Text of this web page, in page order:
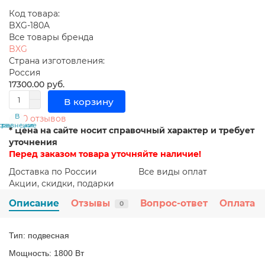
Код товара:
BXG-180A
Все товары бренда
BXG
Страна изготовления:
Россия
17300.00 руб.
В корзину
В
закладки
В 0 отзывов
* Цена на сайте носит справочный характер и требует
уточнения
Перед заказом товара уточняйте наличие!
Доставка по России
Все виды оплат
Акции, скидки, подарки
Описание Отзывы 0 Вопрос-ответ Оплата
Тип: подвесная
Мощность: 1800 Вт